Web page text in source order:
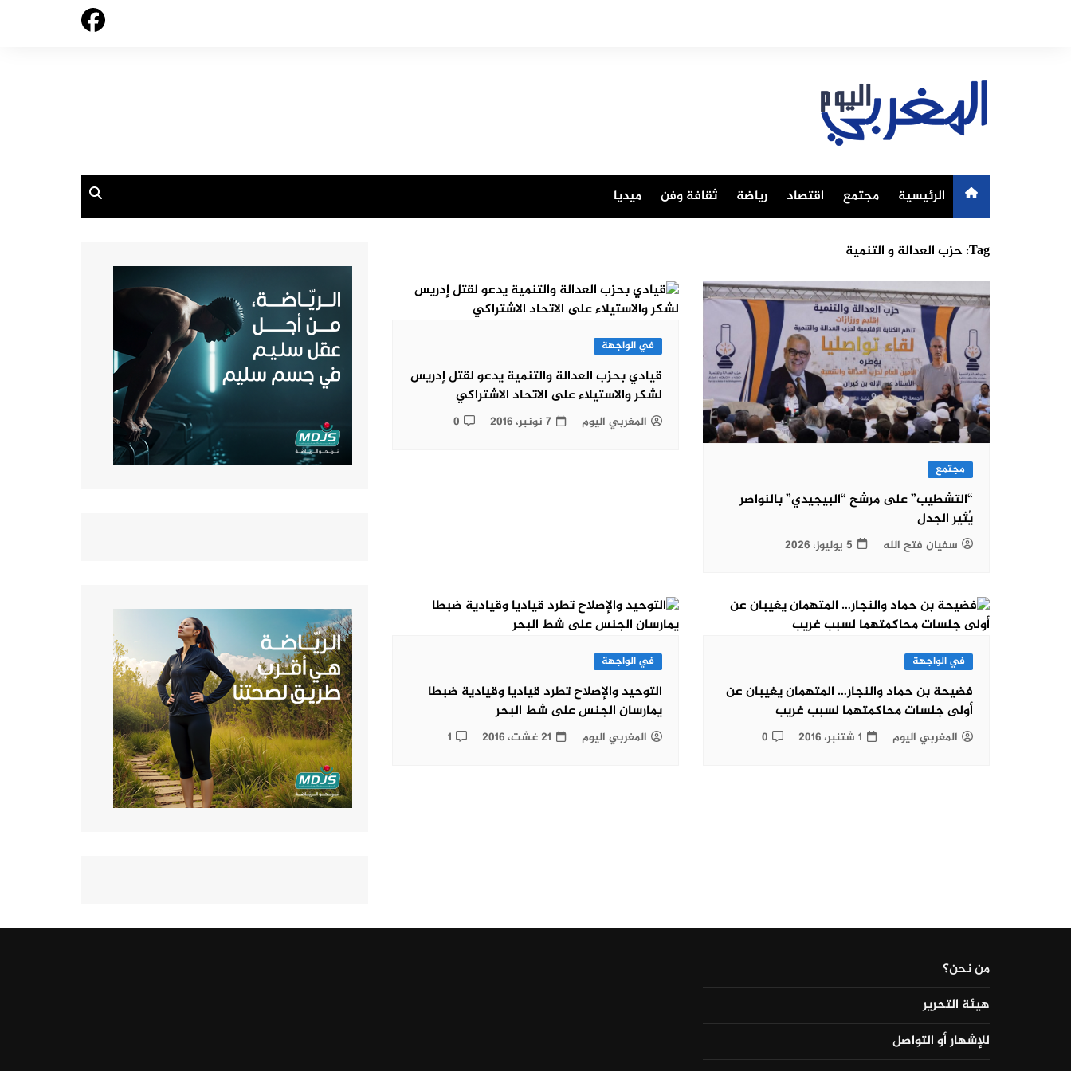
الرئيسية مجتمع اقتصاد رياضة ثقافة وفن ميديا
Tag: حزب العدالة و التنمية
مجتمع
“التشطيب” على مرشح “البيجيدي” بالنواصر
يُثير الجدل
سفيان فتح الله 5 يوليوز، 2026
في الواجهة
قيادي بحزب العدالة والتنمية يدعو لقتل إدريس
لشكر والاستيلاء على الاتحاد الاشتراكي
المغربي اليوم 7 نونبر، 2016 0
في الواجهة
فضيحة بن حماد والنجار… المتهمان يغيبان عن
أولى جلسات محاكمتهما لسبب غريب
المغربي اليوم 1 شتنبر، 2016 0
في الواجهة
التوحيد والإصلاح تطرد قياديا وقيادية ضبطا
يمارسان الجنس على شط البحر
المغربي اليوم 21 غشت، 2016 1
من نحن؟
هيئة التحرير
للإشهار أو التواصل